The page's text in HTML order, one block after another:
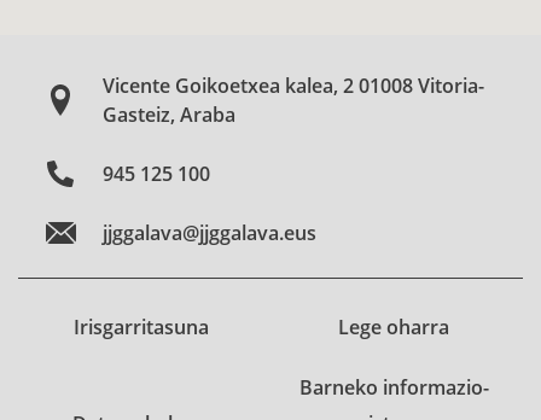
Vicente Goikoetxea kalea, 2 01008 Vitoria-
Gasteiz, Araba
945 125 100
jjggalava@jjggalava.eus
Irisgarritasuna Lege oharra
Barneko informazio-